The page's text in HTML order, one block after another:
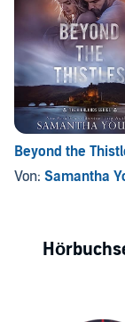
Beyond the
Von: Samantha